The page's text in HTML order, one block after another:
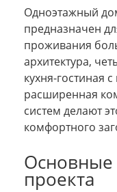
Одноэтажный
предназначен
проживания
архитектура,
кухня-гостиная
расширенная
систем делают
комфортного
проекта